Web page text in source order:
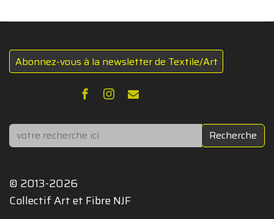
Abonnez-vous à la newsletter de Textile/Art
Rechercher Recherche
© 2013-2026
Collectif Art et Fibre NJF